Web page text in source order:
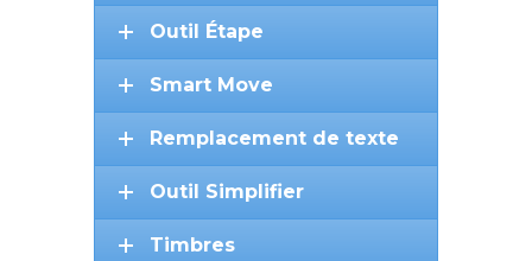
Outil Étape
Smart Move
Remplacement de texte
Outil Simplifier
Timbres